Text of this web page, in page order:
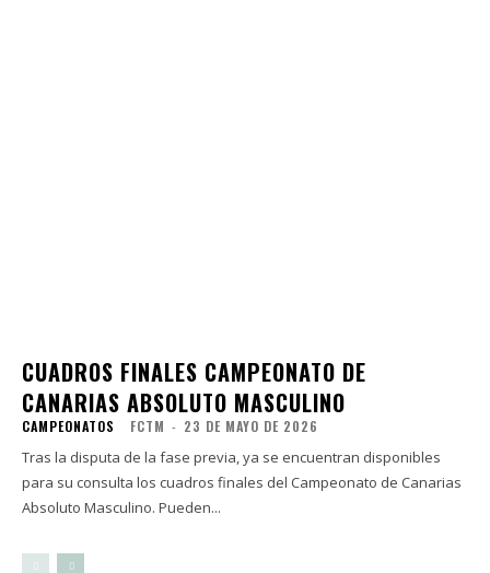
CUADROS FINALES CAMPEONATO DE
CANARIAS ABSOLUTO MASCULINO
CAMPEONATOS FCTM - 23 DE MAYO DE 2026
Tras la disputa de la fase previa, ya se encuentran disponibles
para su consulta los cuadros finales del Campeonato de Canarias
Absoluto Masculino. Pueden...